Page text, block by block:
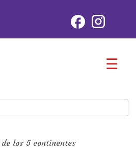
☰
de los 5 continentes